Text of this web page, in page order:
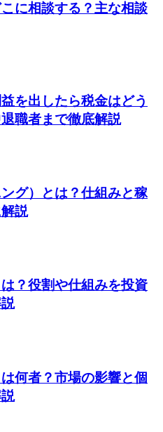
に相談する？主な相談
を出したら税金はどう
職者まで徹底解説
グ）とは？仕組みと稼
説
？役割や仕組みを投資
何者？市場の影響と個